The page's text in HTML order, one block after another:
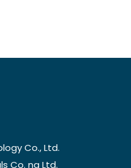
Co., Ltd.
Co. ng Ltd.